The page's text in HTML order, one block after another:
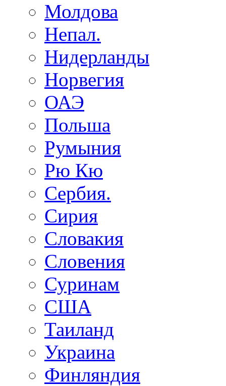
Молдова
Непал.
Нидерланды
Норвегия
ОАЭ
Польша
Румыния
Рю Кю
Сербия.
Сирия
Словакия
Словения
Суринам
США
Таиланд
Украина
Финляндия